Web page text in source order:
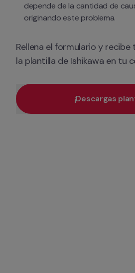
depende de la cantidad de
originando este problema.
Rellena el formulario y
la plantilla de Ishikawa en tu
¡Descargas